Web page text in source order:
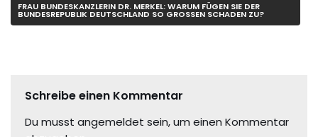
FRAU BUNDESKANZLERIN DR. MERKEL: WARUM FÜGEN SIE DER
BUNDESREPUBLIK DEUTSCHLAND SO GROSSEN SCHADEN ZU?
Schreibe einen Kommentar
Du musst angemeldet sein, um einen Kommentar